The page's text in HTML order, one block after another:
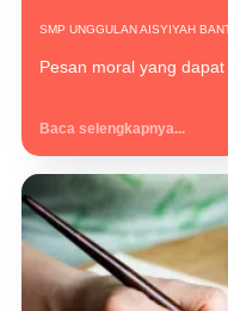
SMP UNGGULAN AISYIYAH
Pesan moral yang
Baca selengkapnya...